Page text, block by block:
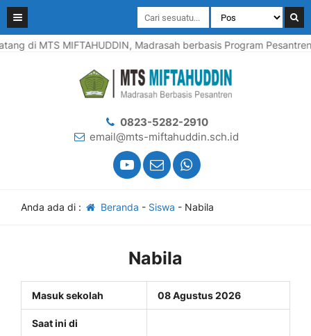
di MTS MIFTAHUDDIN, Madrasah berbasis Program
0823-5282-2910
email@mts-miftahuddin.sch.id
Anda ada di : Beranda - Siswa - Nabila
Nabila
Masuk sekolah 08 Agustus 2026
Saat ini di